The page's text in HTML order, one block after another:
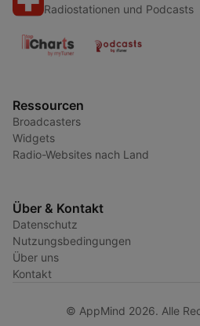
Radiostationen und Podcasts
Ressourcen
Broadcasters
Widgets
Radio-Websites nach Land
Über & Kontakt
Datenschutz
Nutzungsbedingungen
Über uns
Kontakt
© AppMind 2026. Alle